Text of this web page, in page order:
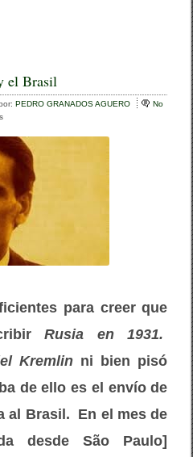
el Brasil
PEDRO GRANADOS AGUERO
No
para creer que
Rusia en 1931.
Kremlin ni bien pisó
de ello es el envío de
al Brasil. En el mes de
desde São Paulo]